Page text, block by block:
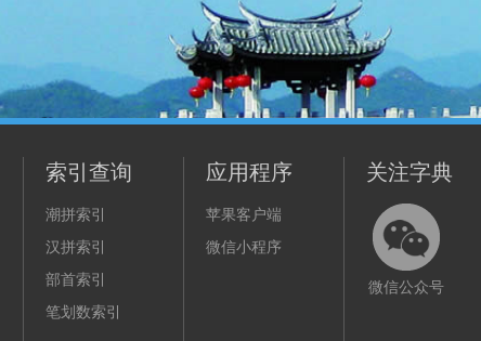
索引查询
潮拼索引
汉拼索引
部首索引
笔划数索引
应用程序
苹果客户端
微信小程序
关注字典
微信公众号